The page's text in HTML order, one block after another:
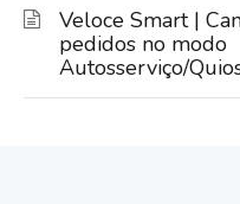
Veloce Smart |
pedidos no modo
Autosserviço/